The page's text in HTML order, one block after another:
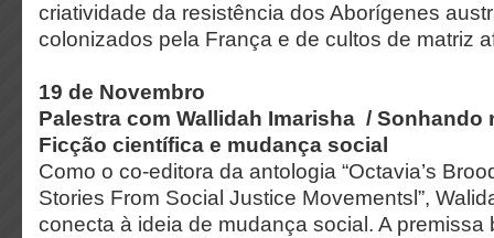
criatividade da resistência dos Aborígenes
colonizados pela França e de cultos de matriz
19 de Novembro
Palestra com Wallidah Imarisha / Sonhando
Ficção científica e mudança social
Como o co-editora da antologia “Octavia’s
Stories From Social Justice Movementsl”,
conecta à ideia de mudança social. A premissa